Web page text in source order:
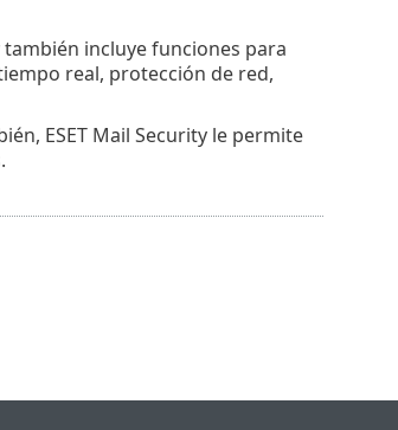
incluye funciones para
real, protección de red,
ESET Mail Security le permite